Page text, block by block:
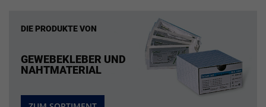
DIE PRODUKTE VON
GEWEBEKLEBER UND
NAHTMATERIAL